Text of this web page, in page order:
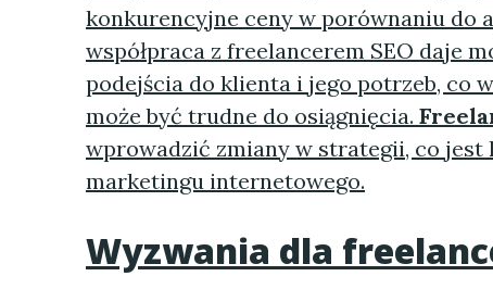
konkurencyjne ceny w porównaniu do
współpraca z freelancerem SEO daje
podejścia do klienta i jego potrzeb, co
może być trudne do osiągnięcia.
wprowadzić zmiany w strategii, co jest
marketingu internetowego.
Wyzwania dla